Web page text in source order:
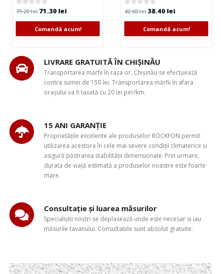
0out of 5
79.20lei 71.30 lei
Comandă acum!
0out of 5
42.60lei 38.40 lei
Comandă acum!
LIVRARE GRATUITĂ ÎN CHIȘINĂU
Transportarea mărfii în raza or. Chișinău se efectuează
contra sumei de 150 lei. Transportarea mărfii în afara
orașului va fi taxată cu 20 lei per/km.
15 ANI GARANȚIE
Proprietățile excelente ale produselor ROCKFON permit
utilizarea acestora în cele mai severe condiții climaterice și
asigură păstrarea stabilității dimensionale. Prin urmare,
durata de viață estimată a produselor noastre este foarte
mare.
Consultație și luarea măsurilor
Specialiștii noștri se deplasează unde este necesar si iau
măsurile tavanului. Consultatiile sunt absolut gratuite.